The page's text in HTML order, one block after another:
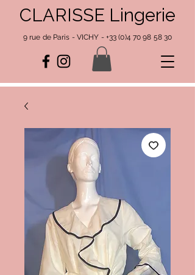
CLARISSE Lingerie
9 rue de Paris - VICHY - +33 (0)4 70 98 58 30